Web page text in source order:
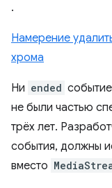
.
Намерение
хрома
Ни ended
не были частью
трёх лет.
события, должны
вместо